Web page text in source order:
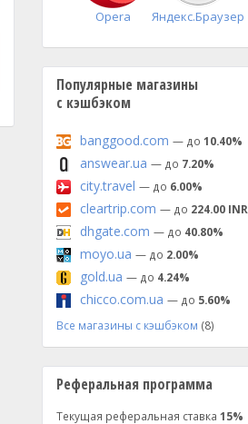
Opera Яндекс.Браузер
Популярные магазины
с кэшбэком
banggood.com — до 10.40%
answear.ua — до 7.20%
city.travel — до 6.00%
cleartrip.com — до 224.00 INR
dhgate.com — до 40.80%
moyo.ua — до 2.00%
gold.ua — до 4.24%
chicco.com.ua — до 5.60%
Все магазины с кэшбэком (8)
Реферальная программа
Текущая реферальная ставка 15%